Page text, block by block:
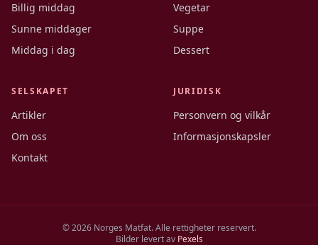
Billig middag
Sunne middager
Middag i dag
Vegetar
Suppe
Dessert
SELSKAPET
Artikler
Om oss
Kontakt
JURIDISK
Personvern og vilkår
Informasjonskapsler
©2026Norges Matfat. Alle rettigheter reservert.
Bilder levert av Pexels